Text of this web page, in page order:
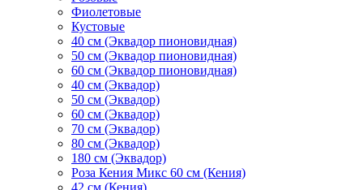
Фиолетовые
Кустовые
40 см (Эквадор пионовидная)
50 см (Эквадор пионовидная)
60 см (Эквадор пионовидная)
40 см (Эквадор)
50 см (Эквадор)
60 см (Эквадор)
70 см (Эквадор)
80 см (Эквадор)
180 см (Эквадор)
Роза Кения Микс 60 см (Кения)